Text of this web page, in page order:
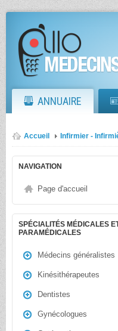
ANNUAIRE
Accueil Infirmier -
NAVIGATION
Page d'accueil
SPÉCIALITÉS MÉDICALES
PARAMÉDICALES
Médecins généralistes
Kinésithérapeutes
Dentistes
Gynécologues